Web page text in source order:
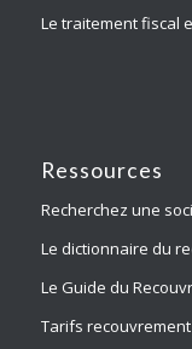
Le traitement fiscal
Ressources
Recherchez une
Le dictionnaire du
Le Guide du
Tarifs